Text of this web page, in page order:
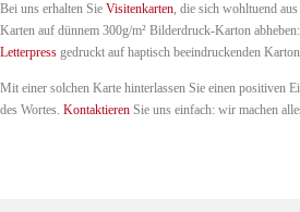
HISTORISCHES KONTAKT
Bei uns erhalten Sie Visitenkarten, die sich wohltuend
Karten auf dünnem 300g/m² Bilderdruck-Karton
Letterpress gedruckt auf haptisch beeindruckenden
Mit einer solchen Karte hinterlassen Sie einen positiven
des Wortes. Kontaktieren Sie uns einfach: wir machen